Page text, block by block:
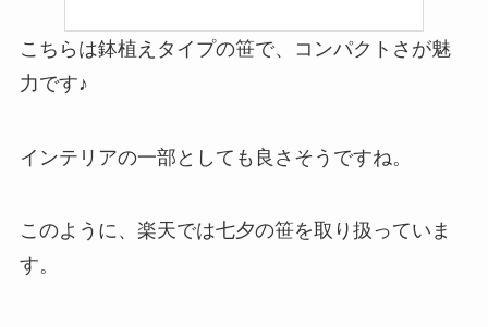
こちらは鉢植えタイプの笹で、コンパクトさが魅
力です♪
インテリアの一部としても良さそうですね。
このように、楽天では七夕の笹を取り扱っていま
す。